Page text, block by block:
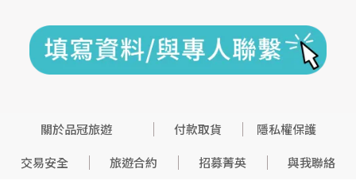
關於品冠旅遊 付款取貨
隱私權保護
交易安全
旅遊合約 招募菁英 與我聯絡